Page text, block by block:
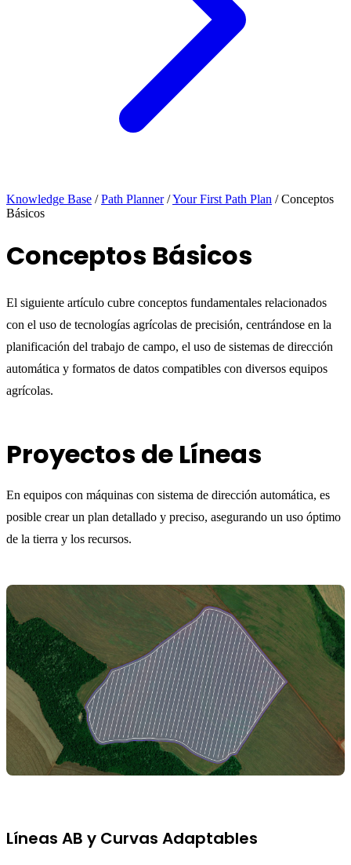
Knowledge Base / Path Planner /Your First Path Plan / Conceptos
Básicos
Conceptos Básicos
El siguiente artículo cubre conceptos fundamentales relacionados
con el uso de tecnologías agrícolas de precisión, centrándose en la
planificación del trabajo de campo, el uso de sistemas de dirección
automática y formatos de datos compatibles con diversos equipos
agrícolas.
Proyectos de Líneas
En equipos con máquinas con sistema de dirección automática, es
posible crear un plan detallado y preciso, asegurando un uso óptimo
de la tierra y los recursos.
Líneas AB y Curvas Adaptables